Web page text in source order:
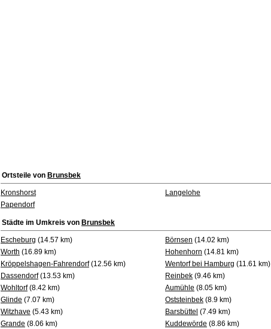
Ortsteile von Brunsbek
Kronshorst
Langelohe
Papendorf
Städte im Umkreis von Brunsbek
Escheburg (14.57 km) Börnsen (14.02 km)
Worth (16.89 km) Hohenhorn (14.81 km)
Kröppelshagen-Fahrendorf(12.56 km) Wentorf bei Hamburg (11.61 km)
Dassendorf(13.53 km) Reinbek (9.46 km)
Wohltorf(8.42 km) Aumühle (8.05 km)
Glinde (7.07 km) Oststeinbek (8.9 km)
Witzhave (5.43 km) Barsbüttel (7.49 km)
Grande (8.06 km) Kuddewörde (8.86 km)